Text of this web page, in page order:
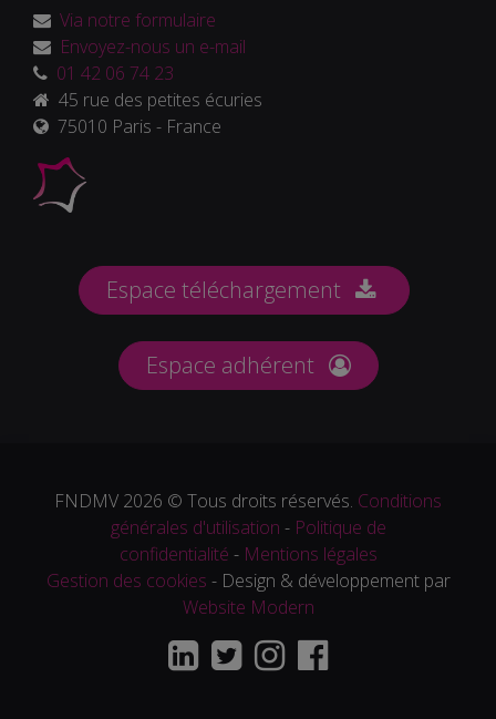
Via notre formulaire
Envoyez-nous un e-mail
01 42 06 74 23
45 rue des petites écuries
75010 Paris - France
Espace téléchargement
Espace adhérent
FNDMV 2026 © Tous droits réservés. Conditions
générales d'utilisation - Politique de
confidentialité - Mentions légales
Gestion des cookies - Design & développement par
Website Modern